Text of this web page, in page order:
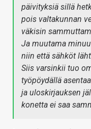
päivityksiä sillä
pois valtakunnan
väkisin
Ja muutama
niin että sähköt
Siis varsinkii tuo
työpöydällä
ja uloskirjauksen
konetta ei saa